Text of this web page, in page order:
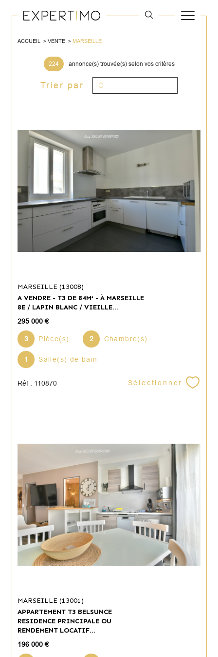
ACCUEIL VENTE MARSEILLE
224 annonce(s) trouvée(s) selon vos critères
Trier par
MARSEILLE (13008)
A VENDRE - T3 DE 84M² - À MARSEILLE
8E / LAPIN BLANC / VIEILLE...
295 000 €
3 Pièce(s) 2 Chambre(s)
1 Salle(s) de bain
Réf : 110870 Sélectionner
MARSEILLE (13001)
APPARTEMENT T3 BELSUNCE
RESIDENCE PRINCIPALE OU
RENDEMENT LOCATIF...
196 000 €